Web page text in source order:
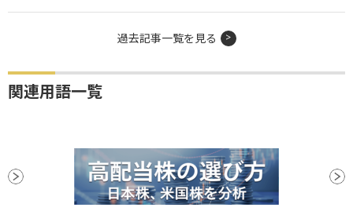
過去記事一覧を見る
関連用語一覧